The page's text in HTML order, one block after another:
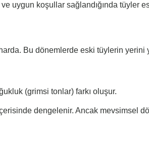
uygun koşullar sağlandığında tüyler
Bu dönemlerde eski tüylerin yerini
(grimsi tonlar) farkı oluşur.
dengelenir. Ancak mevsimsel